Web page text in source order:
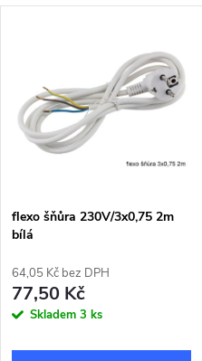
flexo šňůra 230V/3x0,75 2m
bílá
64,05 Kč bez DPH
77,50 Kč
Skladem 3 ks